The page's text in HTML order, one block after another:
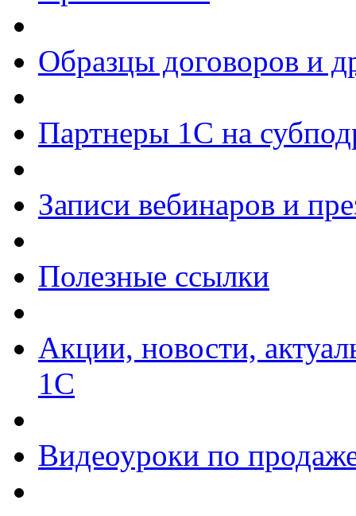
Образцы договоров и
Партнеры 1С на
Записи вебинаров и
Полезные ссылки
Акции, новости,
1С
Видеоуроки по